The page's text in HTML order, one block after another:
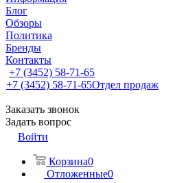
Блог
Обзоры
Политика
Бренды
Контакты
+7 (3452) 58-71-65
+7 (3452) 58-71-65Отдел продаж
Заказать звонок
Задать вопрос
Войти
Корзина0
Отложенные0